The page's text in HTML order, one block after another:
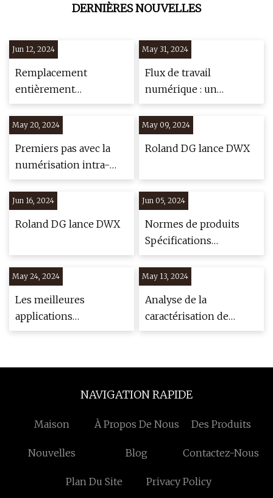
DERNIÈRES NOUVELLES
Jun 12, 2024
Remplacement
entièrement
numérique des tenons,
des noyaux et des
couronnes
May 31, 2024
Flux de travail
numérique : un
changement de donne
pour la restauration
implantaire
May 20, 2024
Premiers pas avec la
numérisation intra-
orale
May 09, 2024
Roland DG lance DWX
Jun 16, 2024
Roland DG lance DWX
Jun 05, 2024
Normes de produits
Spécifications
techniques et rapports
techniques
May 24, 2024
Les meilleures
applications
d’impression 3D en
May 13, 2024
Analyse de la
caractérisation de
NaOH
NAVIGATION RAPIDE
Maison À Propos De Nous Des Produits
Nouvelles Blog Contactez-Nous
Plan Du Site Privacy Policy